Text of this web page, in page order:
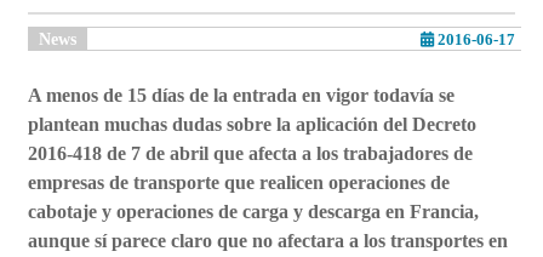
News 2016-06-17
A menos de 15 días de la entrada en vigor todavía se
plantean muchas dudas sobre la aplicación del Decreto
2016-418 de 7 de abril que afecta a los trabajadores de
empresas de transporte que realicen operaciones de
cabotaje y operaciones de carga y descarga en Francia,
aunque sí parece claro que no afectara a los transportes en